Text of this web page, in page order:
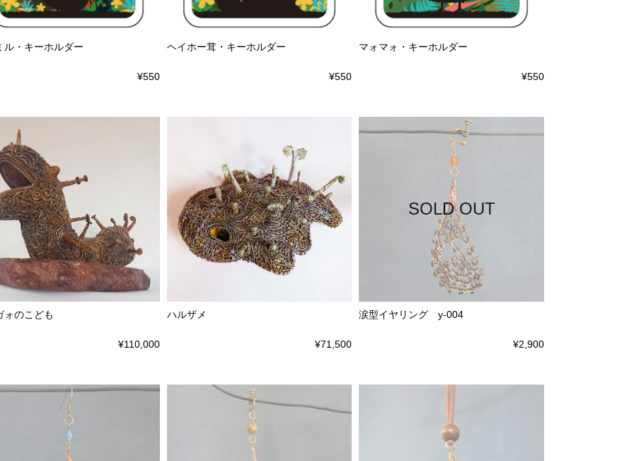
ル・キーホルダー
¥550
ヘイホー茸・キーホルダー
¥550
マォマォ・キーホルダー
¥550
ォのこども
¥110,000
ハルザメ
¥71,500
SOLD OUT
涙型イヤリング y-004
¥2,900